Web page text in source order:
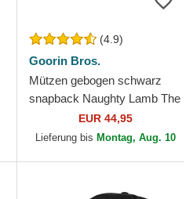
(4.9)
Goorin Bros.
Mützen gebogen schwarz
snapback Naughty Lamb The
Farm Goorin Bros.
EUR 44,95
Lieferung bis Montag, Aug. 10